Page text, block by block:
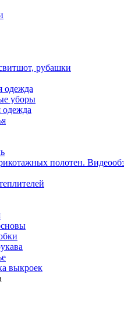
рубашки
одежда
уборы
одежда
полотен.
выкроек